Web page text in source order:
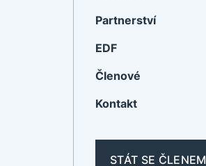
Partnerství
EDF
Členové
Kontakt
STÁT SE ČLENEM